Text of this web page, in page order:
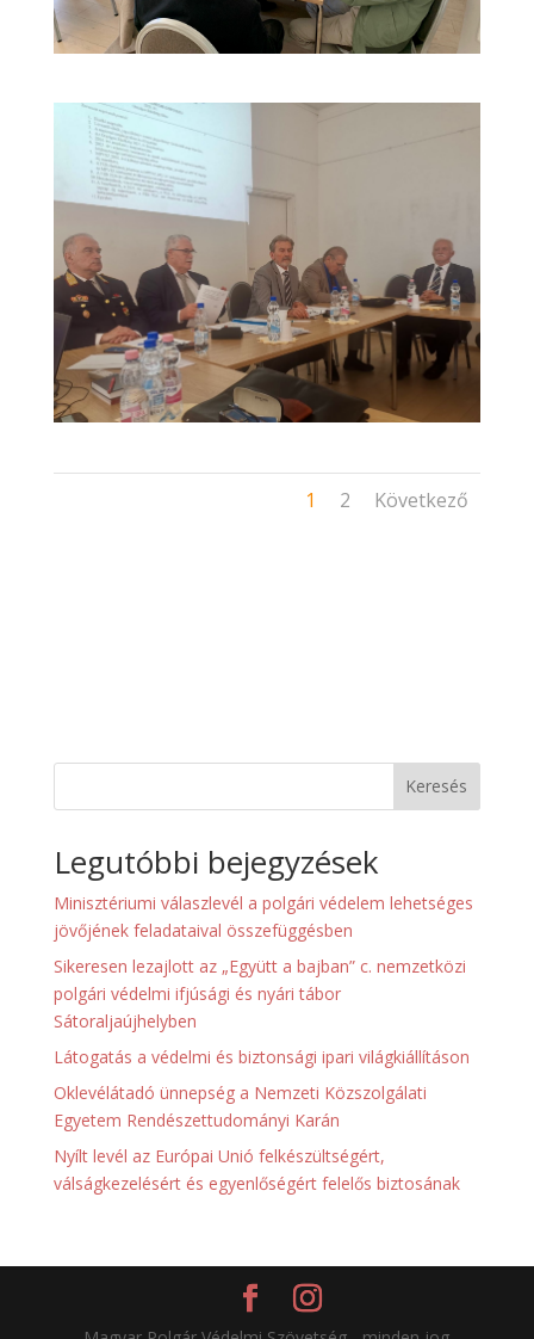
1 2 Következő
Keresés
Legutóbbi bejegyzések
Minisztériumi válaszlevél a polgári védelem lehetséges
jövőjének feladataival összefüggésben
Sikeresen lezajlott az „Együtt a bajban” c. nemzetközi
polgári védelmi ifjúsági és nyári tábor
Sátoraljaújhelyben
Látogatás a védelmi és biztonsági ipari világkiállításon
Oklevélátadó ünnepség a Nemzeti Közszolgálati
Egyetem Rendészettudományi Karán
Nyílt levél az Európai Unió felkészültségért,
válságkezelésért és egyenlőségért felelős biztosának